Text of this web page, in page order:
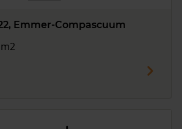
Emmer-Compascuum